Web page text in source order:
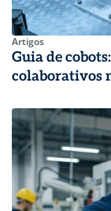
Artigos
Guia de
colaborativos